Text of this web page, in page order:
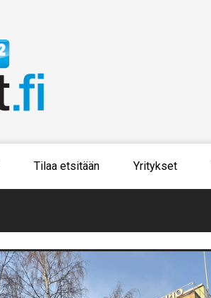
Tilaa etsitään Yritykset